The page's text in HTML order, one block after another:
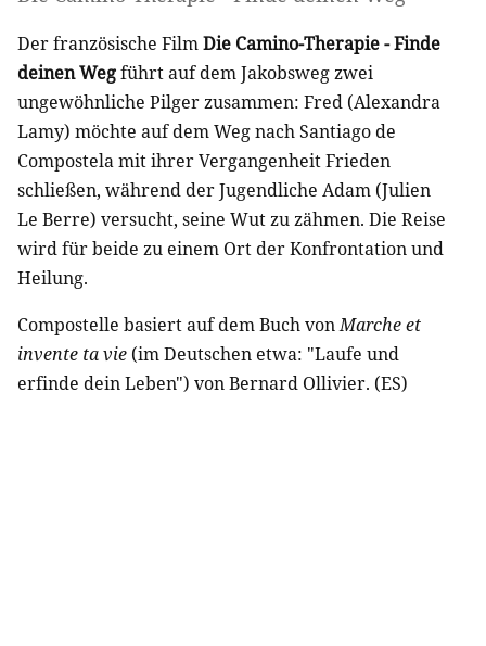
Der französische FilmDie Camino-Therapie - Finde
deinen Wegführt auf dem Jakobsweg zwei
ungewöhnliche Pilger zusammen: Fred (Alexandra
Lamy) möchte auf dem Weg nach Santiago de
Compostela mit ihrer Vergangenheit Frieden
schließen, während der Jugendliche Adam (Julien
Le Berre) versucht, seine Wut zu zähmen. Die Reise
wird für beide zu einem Ort der Konfrontation und
Heilung.
Compostelle basiert auf dem Buch vonMarche et
invente ta vie (im Deutschen etwa: "Laufe und
erfinde dein Leben") von Bernard Ollivier. (ES)